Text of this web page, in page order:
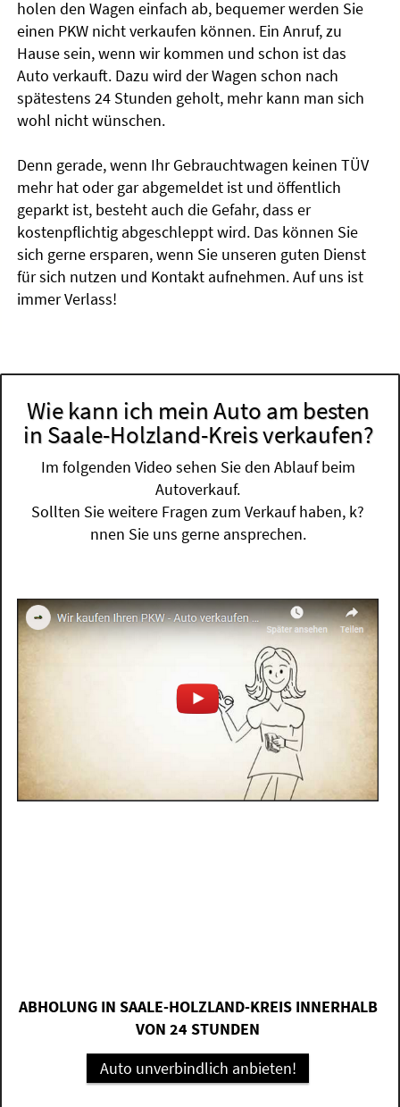
holen den Wagen einfach ab, bequemer werden Sie
einen PKW nicht verkaufen können. Ein Anruf, zu
Hause sein, wenn wir kommen und schon ist das
Auto verkauft. Dazu wird der Wagen schon nach
spätestens 24 Stunden geholt, mehr kann man sich
wohl nicht wünschen.
Denn gerade, wenn Ihr Gebrauchtwagen keinen TÜV
mehr hat oder gar abgemeldet ist und öffentlich
geparkt ist, besteht auch die Gefahr, dass er
kostenpflichtig abgeschleppt wird. Das können Sie
sich gerne ersparen, wenn Sie unseren guten Dienst
für sich nutzen und Kontakt aufnehmen. Auf uns ist
immer Verlass!
Wie kann ich mein Auto am besten
in Saale-Holzland-Kreis verkaufen?
Im folgenden Video sehen Sie den Ablauf beim
Autoverkauf.
Sollten Sie weitere Fragen zum Verkauf haben, k?
nnen Sie uns gerne ansprechen.
ABHOLUNG IN SAALE-HOLZLAND-KREIS INNERHALB
VON 24 STUNDEN
Auto unverbindlich anbieten!